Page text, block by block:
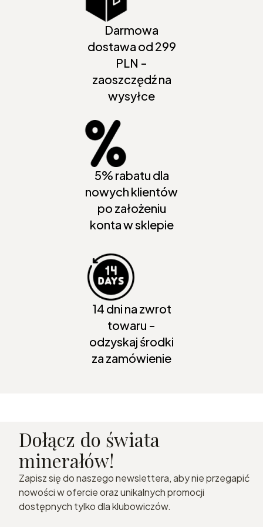
Darmowa
dostawa od 299
PLN -
zaoszczędź na
wysyłce
5% rabatu dla
nowych klientów
po założeniu
konta w sklepie
14 dni na zwrot
towaru -
odzyskaj środki
za zamówienie
Dołącz do świata
minerałów!
Zapisz się do naszego newslettera, aby nie przegapić
nowości w ofercie oraz unikalnych promocji
dostępnych tylko dla klubowiczów.